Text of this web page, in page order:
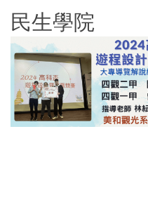
到
要
區
民生學院